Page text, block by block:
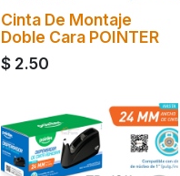
Cinta De Montaje
Doble Cara POINTER
$ 2.50